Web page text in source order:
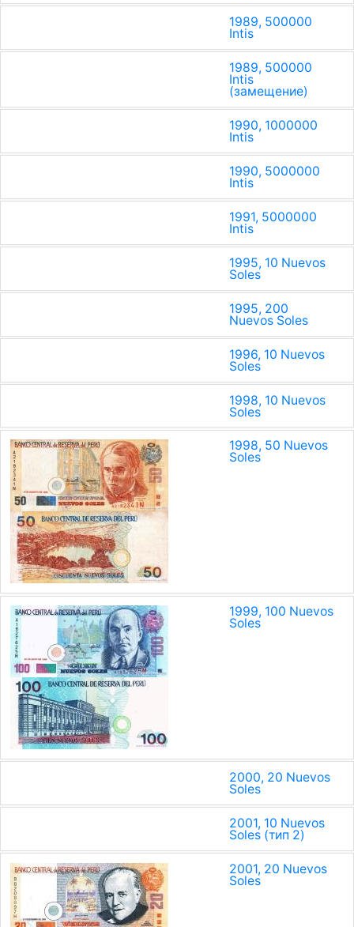
1989, 500000
Intis
1989, 500000
Intis
(замещение)
1990, 1000000
Intis
1990, 5000000
Intis
1991, 5000000
Intis
1995, 10 Nuevos
Soles
1995, 200
Nuevos Soles
1996, 10 Nuevos
Soles
1998, 10 Nuevos
Soles
1998, 50 Nuevos
Soles
1999, 100 Nuevos
Soles
2000, 20 Nuevos
Soles
2001, 10 Nuevos
Soles (тип 2)
2001, 20 Nuevos
Soles